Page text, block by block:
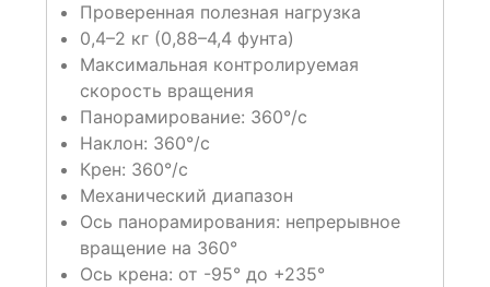
Проверенная полезная нагрузка
0,4–2 кг (0,88–4,4 фунта)
Максимальная контролируемая
скорость вращения
Панорамирование: 360°/с
Наклон: 360°/с
Крен: 360°/с
Механический диапазон
Ось панорамирования: непрерывное
вращение на 360°
Ось крена: от -95° до +235°